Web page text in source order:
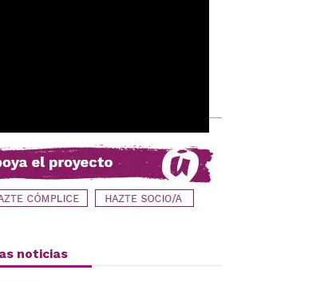
en Valladolid
se ha presentado el espacio, el
noticias